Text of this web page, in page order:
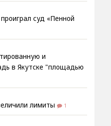
суд «Пенной
и
в Якутске "площадью
лимиты 1